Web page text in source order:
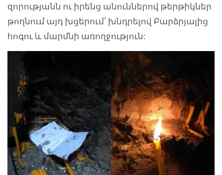
զորությանն ու իրենց անուններով թերթիկներ
թողնում այդ խցերում՝ խնդրելով Բարձրյալից
հոգու և մարմնի առողջություն: